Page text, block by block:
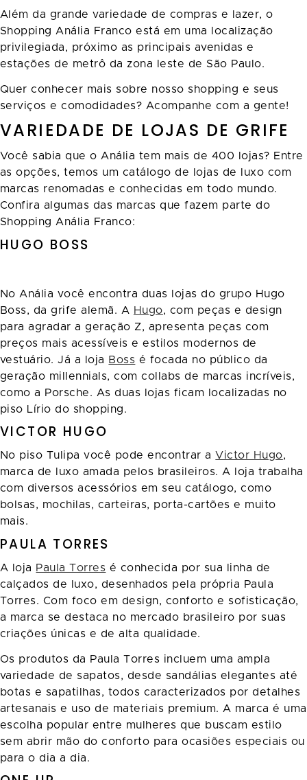
Além da grande variedade de compras e lazer, o
Shopping Anália Franco está em uma localização
privilegiada, próximo as principais avenidas e
estações de metrô da zona leste de São Paulo.
Quer conhecer mais sobre nosso shopping e seus
serviços e comodidades? Acompanhe com a gente!
VARIEDADE DE LOJAS DE GRIFE
Você sabia que o Anália tem mais de 400 lojas? Entre
as opções, temos um catálogo de lojas de luxo com
marcas renomadas e conhecidas em todo mundo.
Confira algumas das marcas que fazem parte do
Shopping Anália Franco:
HUGO BOSS
No Anália você encontra duas lojas do grupo Hugo
Boss, da grife alemã. A Hugo, com peças e design
para agradar a geração Z, apresenta peças com
preços mais acessíveis e estilos modernos de
vestuário. Já a loja Boss é focada no público da
geração millennials, com collabs de marcas incríveis,
como a Porsche. As duas lojas ficam localizadas no
piso Lírio do shopping.
VICTOR HUGO
No piso Tulipa você pode encontrar aVictor Hugo,
marca de luxo amada pelos brasileiros. A loja trabalha
com diversos acessórios em seu catálogo, como
bolsas, mochilas, carteiras, porta-cartões e muito
mais.
PAULA TORRES
A loja Paula Torres é conhecida por sua linha de
calçados de luxo, desenhados pela própria Paula
Torres. Com foco em design, conforto e sofisticação,
a marca se destaca no mercado brasileiro por suas
criações únicas e de alta qualidade.
Os produtos da Paula Torres incluem uma ampla
variedade de sapatos, desde sandálias elegantes até
botas e sapatilhas, todos caracterizados por detalhes
artesanais e uso de materiais premium. A marca é uma
escolha popular entre mulheres que buscam estilo
sem abrir mão do conforto para ocasiões especiais ou
para o dia a dia.